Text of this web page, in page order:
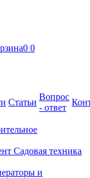
0 0
Статьи
Вопрос
- ответ
Садовая техника
и